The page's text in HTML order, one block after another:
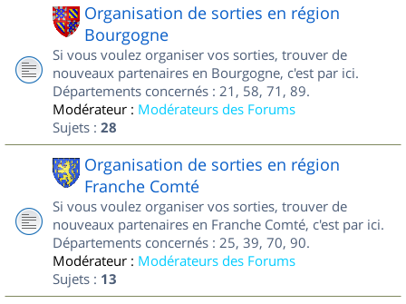
Organisation de sorties en région
Bourgogne
Si vous voulez organiser vos sorties, trouver de
nouveaux partenaires en Bourgogne, c'est par ici.
Départements concernés : 21, 58, 71, 89.
Modérateur : Modérateurs des Forums
Sujets : 28
Organisation de sorties en région
Franche Comté
Si vous voulez organiser vos sorties, trouver de
nouveaux partenaires en Franche Comté, c'est par ici.
Départements concernés : 25, 39, 70, 90.
Modérateur : Modérateurs des Forums
Sujets : 13